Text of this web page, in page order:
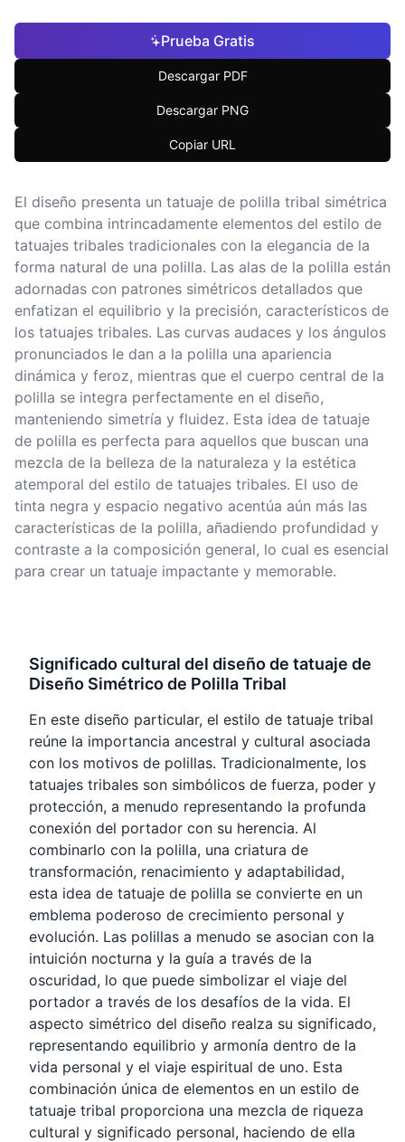
Prueba Gratis
Descargar PDF
Descargar PNG
Copiar URL
El diseño presenta un tatuaje de polilla tribal simétrica
que combina intrincadamente elementos del estilo de
tatuajes tribales tradicionales con la elegancia de la
forma natural de una polilla. Las alas de la polilla están
adornadas con patrones simétricos detallados que
enfatizan el equilibrio y la precisión, característicos de
los tatuajes tribales. Las curvas audaces y los ángulos
pronunciados le dan a la polilla una apariencia
dinámica y feroz, mientras que el cuerpo central de la
polilla se integra perfectamente en el diseño,
manteniendo simetría y fluidez. Esta idea de tatuaje
de polilla es perfecta para aquellos que buscan una
mezcla de la belleza de la naturaleza y la estética
atemporal del estilo de tatuajes tribales. El uso de
tinta negra y espacio negativo acentúa aún más las
características de la polilla, añadiendo profundidad y
contraste a la composición general, lo cual es esencial
para crear un tatuaje impactante y memorable.
Significado cultural del diseño de tatuaje de
Diseño Simétrico de Polilla Tribal
En este diseño particular, el estilo de tatuaje tribal
reúne la importancia ancestral y cultural asociada
con los motivos de polillas. Tradicionalmente, los
tatuajes tribales son simbólicos de fuerza, poder y
protección, a menudo representando la profunda
conexión del portador con su herencia. Al
combinarlo con la polilla, una criatura de
transformación, renacimiento y adaptabilidad,
esta idea de tatuaje de polilla se convierte en un
emblema poderoso de crecimiento personal y
evolución. Las polillas a menudo se asocian con la
intuición nocturna y la guía a través de la
oscuridad, lo que puede simbolizar el viaje del
portador a través de los desafíos de la vida. El
aspecto simétrico del diseño realza su significado,
representando equilibrio y armonía dentro de la
vida personal y el viaje espiritual de uno. Esta
combinación única de elementos en un estilo de
tatuaje tribal proporciona una mezcla de riqueza
cultural y significado personal, haciendo de ella